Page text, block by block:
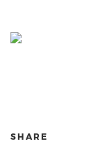
SHARE